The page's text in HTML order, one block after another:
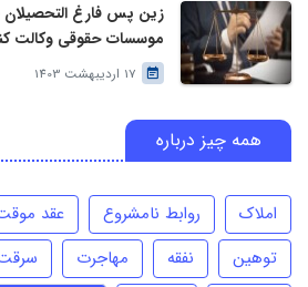
زین پس فارغ التحصیلان
موسسات حقوقی وکالت
17 اردیبهشت 1403
همه چیز درباره
املاک روابط نامشروع عقد
توهین
نفقه مهاجرت